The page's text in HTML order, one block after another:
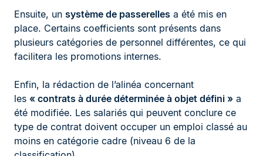
Ensuite, un système de passerelles a été mis en
place. Certains coefficients sont présents dans
plusieurs catégories de personnel différentes, ce qui
facilitera les promotions internes.
Enfin, la rédaction de l’alinéa concernant
les « contrats à durée déterminée à objet défini » a
été modifiée. Les salariés qui peuvent conclure ce
type de contrat doivent occuper un emploi classé au
moins en catégorie cadre (niveau 6 de la